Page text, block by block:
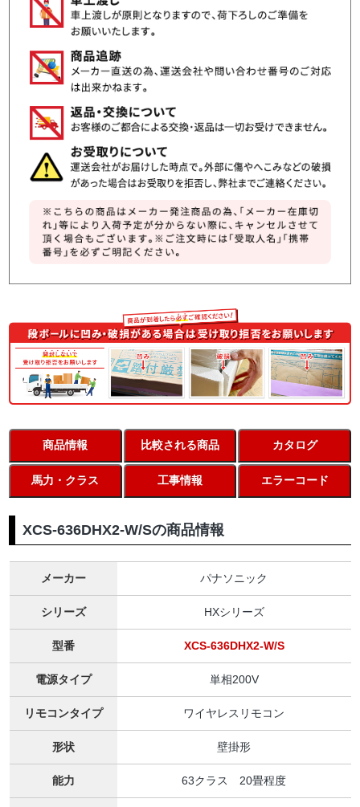
商品情報 比較される商品 カタログ
馬力・クラス 工事情報 エラーコード
XCS-636DHX2-W/Sの商品情報
メーカー パナソニック
シリーズ HXシリーズ
型番 XCS-636DHX2-W/S
電源タイプ 単相200V
リモコンタイプ ワイヤレスリモコン
形状 壁掛形
能力 63クラス 20畳程度